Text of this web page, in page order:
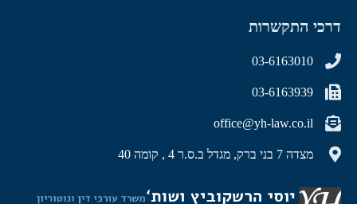
דרכי התקשרות
03-6163010
03-6163939
office@yh-law.co.il
מצדה 7 בני ברק, מגדל ב.ס.ר 4 , קומה 40